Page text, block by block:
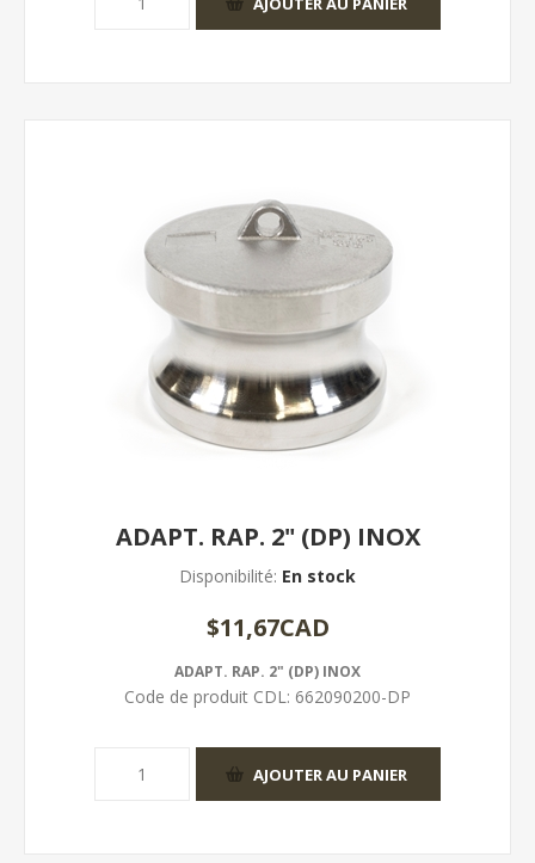
ADAPT. RAP. 2" (DP) INOX
Disponibilité: En stock
$11,67CAD
ADAPT. RAP. 2" (DP) INOX
Code de produit CDL: 662090200-DP